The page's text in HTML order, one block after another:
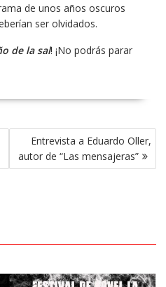
de unos años oscuros
ser olvidados.
de la sal! ¡No podrás parar
Entrevista a Eduardo Oller,
autor de “Las mensajeras”